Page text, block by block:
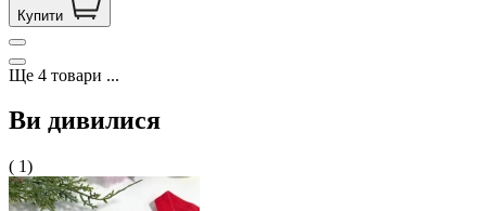
Купити
Ще 4 товари ...
Ви дивилися
( 1)